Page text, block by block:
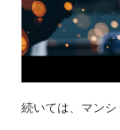
続いては、マン